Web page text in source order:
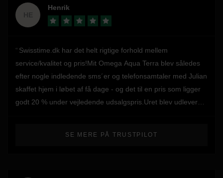
Henrik
Swisstime.dk har det helt rigtige forhold mellem
service/kvalitet og pris!Mit Omega Aqua Terra blev således
efter nogle indledende sms´er og telefonsamtaler med Julian
skaffet hjem i løbet af få dage - og det til en pris som ligger
godt 20 % under vejledende udsalgspris.Uret blev udleveret
SE MERE PÅ TRUSTPILOT